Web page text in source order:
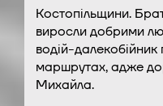
Костопільщини.
виросли добрими
водій-
маршрутах, адже
Михайла.